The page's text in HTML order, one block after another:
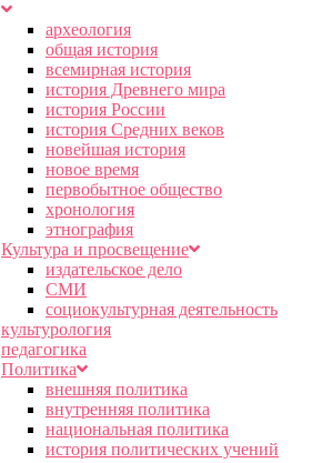
археология
общая история
всемирная история
история Древнего мира
история России
история Средних веков
новейшая история
новое время
первобытное общество
хронология
этнография
Культура и просвещение
издательское дело
СМИ
социокультурная деятельность
культурология
педагогика
Политика
внешняя политика
внутренняя политика
национальная политика
история политических учений